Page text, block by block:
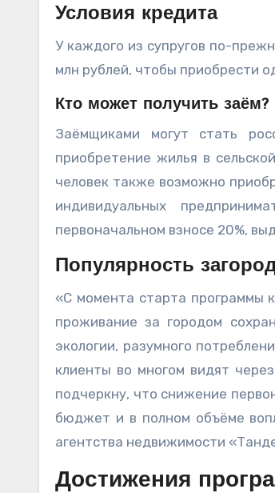
Условия кредита
У каждого из супругов по-
млн рублей, чтобы приобрести
Кто может получить заём?
Заёмщиками могут стать
приобретение жилья в
человек также возможно
индивидуальных
первоначальном взносе 20%,
Популярность
«С момента старта программы
проживание за городом
экологии, разумного
клиенты во многом видят
подчеркну, что снижение
бюджет и в полном объёме
агентства недвижимости
Достижения